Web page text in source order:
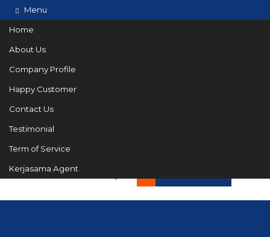
Menu
Home
About Us
Company Profile
Happy Customer
Contact Us
Testimonial
Term of Service
Kerjasama Agent
Hotline
Informasi lebih lanjut?